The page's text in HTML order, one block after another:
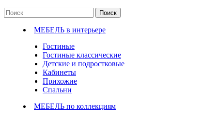
Поиск
МЕБЕЛЬ в интерьере
Гостиные
Гостиные классические
Детские и подростковые
Кабинеты
Прихожие
Спальни
МЕБЕЛЬ по коллекциям